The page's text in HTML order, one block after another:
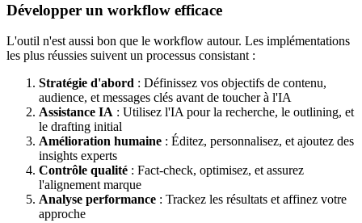
Développer un workflow efficace
L'outil n'est aussi bon que le workflow autour. Les implémentations
les plus réussies suivent un processus consistant :
Stratégie d'abord : Définissez vos objectifs de contenu,
audience, et messages clés avant de toucher à l'IA
Assistance IA : Utilisez l'IA pour la recherche, le outlining, et
le drafting initial
Amélioration humaine : Éditez, personnalisez, et ajoutez des
insights experts
Contrôle qualité : Fact-check, optimisez, et assurez
l'alignement marque
Analyse performance : Trackez les résultats et affinez votre
approche